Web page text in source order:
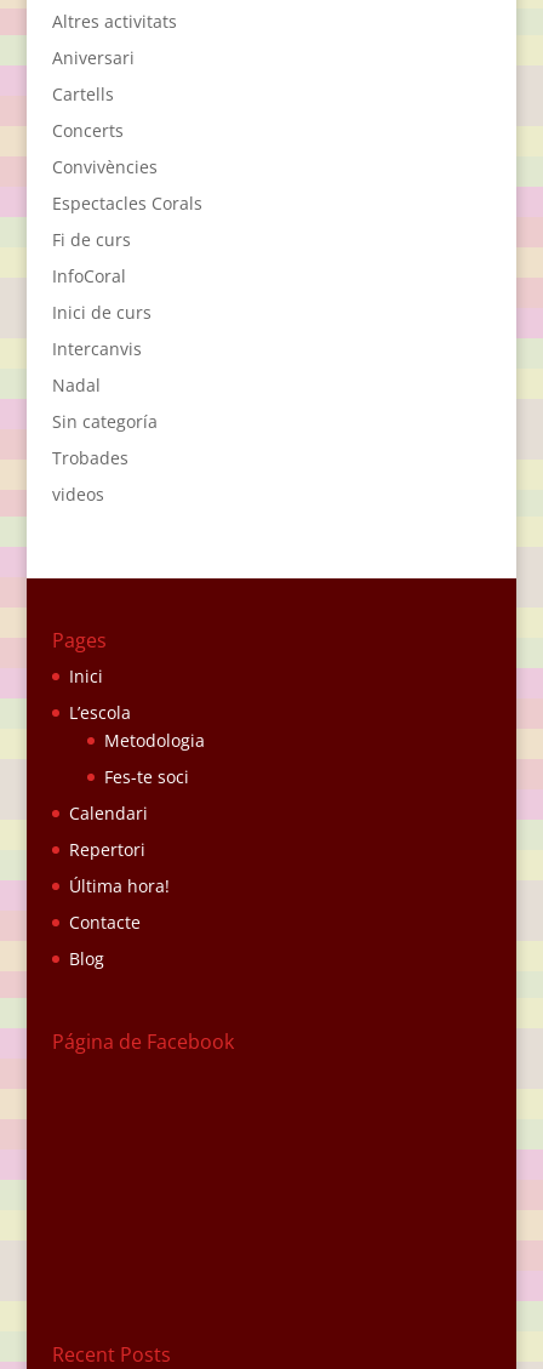
Altres activitats
Aniversari
Cartells
Concerts
Convivències
Espectacles Corals
Fi de curs
InfoCoral
Inici de curs
Intercanvis
Nadal
Sin categoría
Trobades
videos
Pages
Inici
L’escola
Metodologia
Fes-te soci
Calendari
Repertori
Última hora!
Contacte
Blog
Página de Facebook
Recent Posts